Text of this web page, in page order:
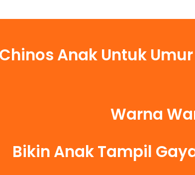
Anak Untuk
Warna
Bikin Anak Tampil